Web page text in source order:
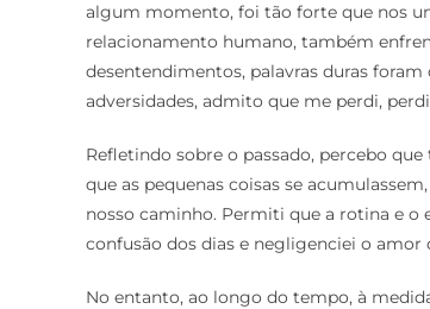
algum momento, foi tão forte que nos
relacionamento humano, também
desentendimentos, palavras duras
adversidades, admito que me perdi,
Refletindo sobre o passado, percebo
que as pequenas coisas se
nosso caminho. Permiti que a rotina e o
confusão dos dias e negligenciei o
No entanto, ao longo do tempo, à